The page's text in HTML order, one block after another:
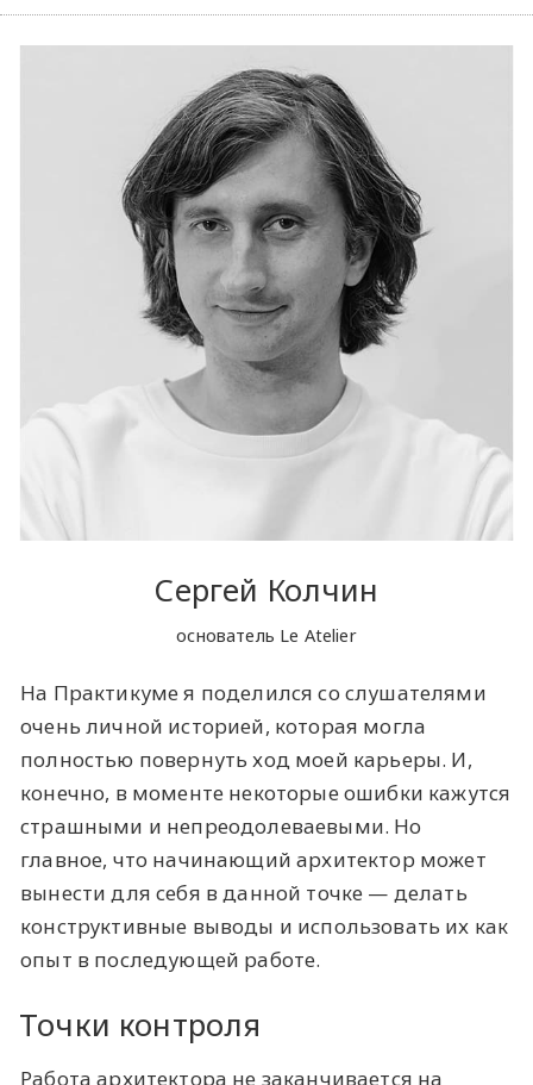
Сергей Колчин
основатель Le Atelier
На Практикуме я поделился со слушателями
очень личной историей, которая могла
полностью повернуть ход моей карьеры. И,
конечно, в моменте некоторые ошибки кажутся
страшными и непреодолеваевыми. Но
главное, что начинающий архитектор может
вынести для себя в данной точке — делать
конструктивные выводы и использовать их как
опыт в последующей работе.
Точки контроля
Работа архитектора не заканчивается на